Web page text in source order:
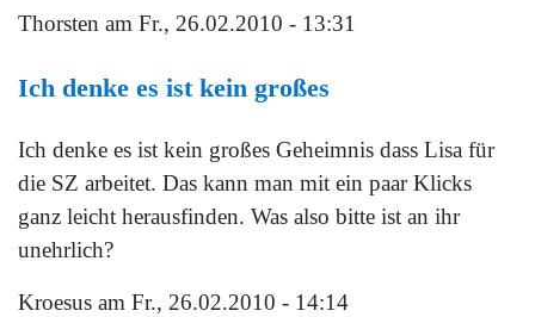
Thorsten am Fr., 26.02.2010 - 13:31
Ich denke es ist kein großes
Ich denke es ist kein großes Geheimnis dass Lisa für
die SZ arbeitet. Das kann man mit ein paar Klicks
ganz leicht herausfinden. Was also bitte ist an ihr
unehrlich?
Kroesus am Fr., 26.02.2010 - 14:14